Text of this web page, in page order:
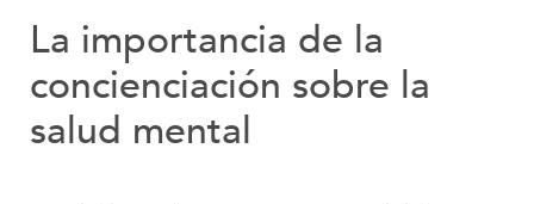
La importancia de la
concienciación sobre la
salud mental